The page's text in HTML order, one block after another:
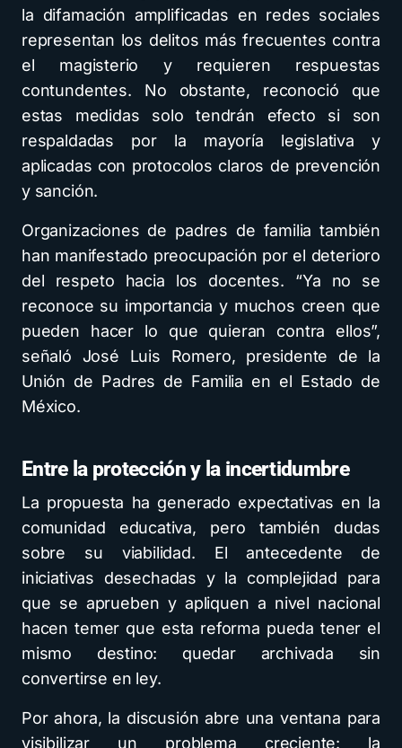
la difamación amplificadas en redes sociales
representan los delitos más frecuentes contra
el magisterio y requieren respuestas
contundentes. No obstante, reconoció que
estas medidas solo tendrán efecto si son
respaldadas por la mayoría legislativa y
aplicadas con protocolos claros de prevención
y sanción.
Organizaciones de padres de familia también
han manifestado preocupación por el deterioro
del respeto hacia los docentes. “Ya no se
reconoce su importancia y muchos creen que
pueden hacer lo que quieran contra ellos”,
señaló José Luis Romero, presidente de la
Unión de Padres de Familia en el Estado de
México.
Entre la protección y la incertidumbre
La propuesta ha generado expectativas en la
comunidad educativa, pero también dudas
sobre su viabilidad. El antecedente de
iniciativas desechadas y la complejidad para
que se aprueben y apliquen a nivel nacional
hacen temer que esta reforma pueda tener el
mismo destino: quedar archivada sin
convertirse en ley.
Por ahora, la discusión abre una ventana para
visibilizar un problema creciente: la